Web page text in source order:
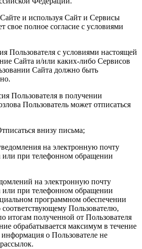
и используя Сайт и Сервисы
свое полное согласие с условиями
Пользователя с условиями настоящей
Сайта и/или каких-либо Сервисов
Сайта должно быть
Пользователя в получении
Пользователь может отписаться
внизу письма;
на электронную почту
или при телефонном обращении
на электронную почту
или при телефонном обращении
программном обеспечении
соответствующему Пользователю,
итогам полученной от Пользователя
обрабатывается максимум в течение
информация о Пользователе не